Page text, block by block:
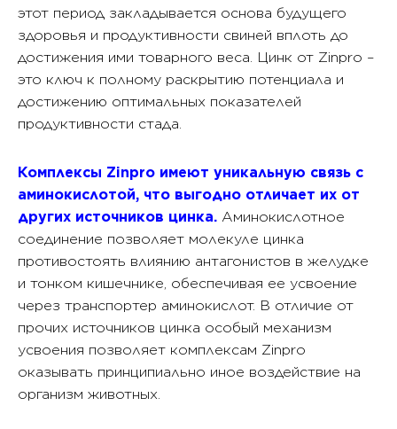
этот период закладывается основа будущего
здоровья и продуктивности свиней вплоть до
достижения ими товарного веса. Цинк от Zinpro –
это ключ к полному раскрытию потенциала и
достижению оптимальных показателей
продуктивности стада.
Комплексы Zinpro имеют уникальную связь с
аминокислотой, что выгодно отличает их от
других источников цинка. Аминокислотное
соединение позволяет молекуле цинка
противостоять влиянию антагонистов в желудке
и тонком кишечнике, обеспечивая ее усвоение
через транспортер аминокислот. В отличие от
прочих источников цинка особый механизм
усвоения позволяет комплексам Zinpro
оказывать принципиально иное воздействие на
организм животных.